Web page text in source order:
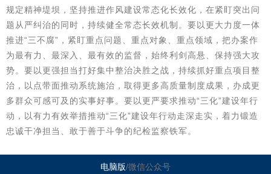
规定精神堤坝，坚持推进作风建设常态化长效化，在紧盯突出问
题从严纠治的同时，持续健全常态长效机制。要以更大力度一体
推进“三不腐”，紧盯重点问题、重点对象、重点领域，把办案作
为最有力、最深入、最有效的监督，始终利剑高悬、保持强大攻
势。要以更强担当打好集中整治决胜之战，持续抓好重点项目整
治，以点带面推动系统施治，取得更多高质量制度成果，办成更
多群众可感可及的实事好事。要以更严要求推动“三化”建设年行
动，以有力有效举措推动“三化”建设年行动走深走实，着力锻造
忠诚干净担当、敢于善于斗争的纪检监察铁军。
电脑版/微信公众号